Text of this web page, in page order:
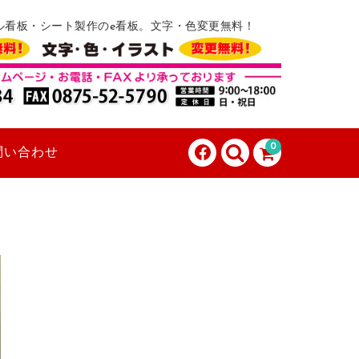
板・シート製作のe看板。文字・色変更無料！
0
い合わせ